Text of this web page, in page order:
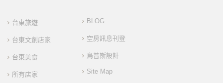
台東旅遊
台東文創店家
台東美食
所有店家
BLOG
空房訊息刊登
烏普斯設計
Site Map